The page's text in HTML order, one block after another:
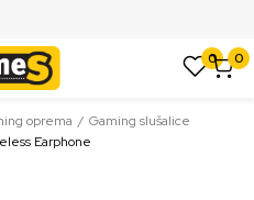
0 0
oprema
Gaming slušalice
Earphone